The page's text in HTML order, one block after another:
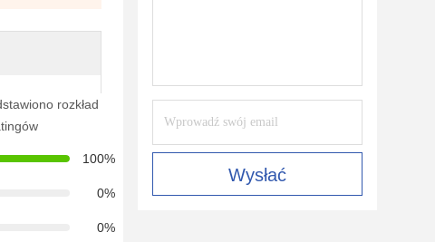
rozkład
100%
0%
0%
Wysłać